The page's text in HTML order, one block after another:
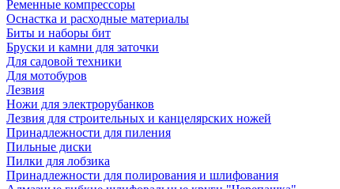
Ременные компрессоры
Оснастка и расходные материалы
Биты и наборы бит
Бруски и камни для заточки
Для садовой техники
Для мотобуров
Лезвия
Ножи для электрорубанков
Лезвия для строительных и канцелярских ножей
Принадлежности для пиления
Пильные диски
Пилки для лобзика
Принадлежности для полирования и шлифования